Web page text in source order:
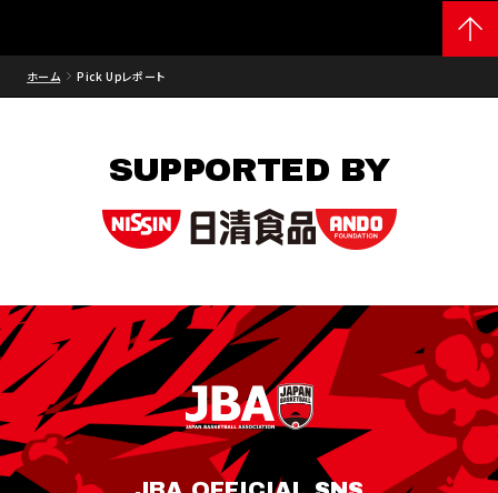
ホーム Pick Upレポート
SUPPORTED BY